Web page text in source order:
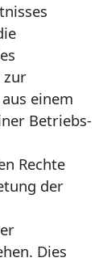
zur
einem
Betriebs-
Rechte
der
Dies